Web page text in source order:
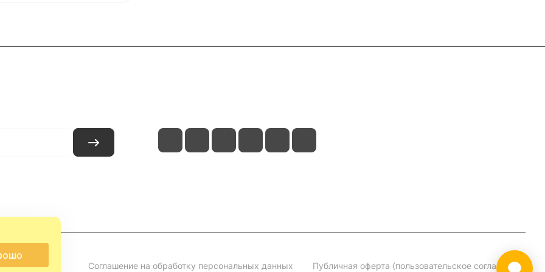
Соглашение на обработку персональных данных Публичная оферта (пользовательское соглашение)